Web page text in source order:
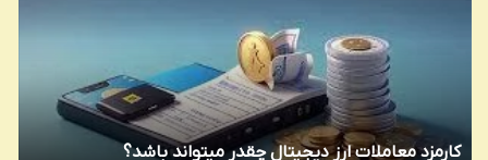
کارمزد معاملات ارز دیجیتال چقدر میتواند باشد؟